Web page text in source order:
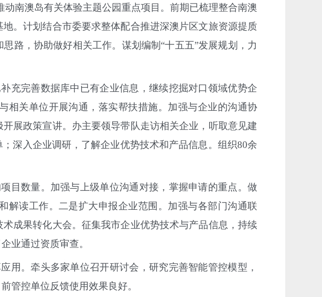
动南澳岛有关体验主题公园重点项目。前期已梳理整合南澳
。计划结合市委要求整体配合推进深澳片区文旅资源提质
路，协助做好相关工作。谋划编制 “十五五”发展规划，力
充完善数据库中已有企业信息，继续挖掘对口领域优势企
相关单位开展沟通，落实帮扶措施。加强与企业的沟通协
开展政策宣讲。办主要领导带队走访相关企业，听取意见建
深入企业调研，了解企业优势技术和产品信息。组织80余
目数量。加强与上级单位沟通对接，掌握申请的重点。做
解读工作。二是扩大申报企业范围。加强与各部门沟通联
成果转化大会。征集我市企业优势技术与产品信息，持续
业通过资质审查。
用。牵头多家单位召开研讨会，研究完善智能管控模型，
管控单位反馈使用效果良好。